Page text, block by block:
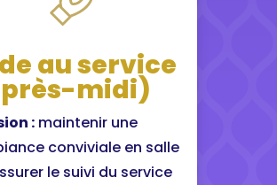
au service
midi)
: maintenir une
conviviale en salle
le suivi du service